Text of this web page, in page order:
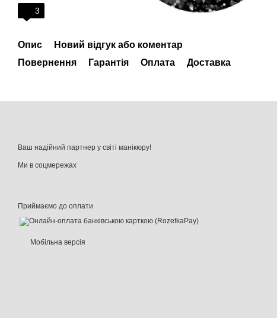
3
Опис
Новий відгук або коментар
Повернення
Гарантія Оплата Доставка
Ваш надійний партнер у світі манікюру!
Ми в соцмережах
Приймаємо до оплати
Мобільна версія